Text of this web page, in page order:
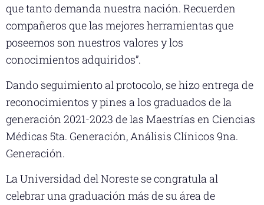
que tanto demanda nuestra nación. Recuerden
compañeros que las mejores herramientas que
poseemos son nuestros valores y los
conocimientos adquiridos”.
Dando seguimiento al protocolo, se hizo entrega de
reconocimientos y pines a los graduados de la
generación 2021-2023 de las Maestrías en Ciencias
Médicas 5ta. Generación, Análisis Clínicos 9na.
Generación.
La Universidad del Noreste se congratula al
celebrar una graduación más de su área de